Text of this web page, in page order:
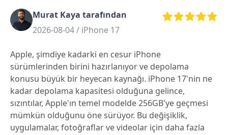
Tenorshare
PDNob
iAnyGo
Murat Kaya tarafından
2026-08-04 / iPhone 17
Apple, şimdiye kadarki en cesur iPhone
sürümlerinden birini hazırlanıyor ve depolama
konusu büyük bir heyecan kaynağı. iPhone 17'nin ne
kadar depolama kapasitesi olduğuna gelince,
sızıntılar, Apple'ın temel modelde 256GB'ye geçmesi
mümkün olduğunu öne sürüyor. Bu değişiklik,
uygulamalar, fotoğraflar ve videolar için daha fazla